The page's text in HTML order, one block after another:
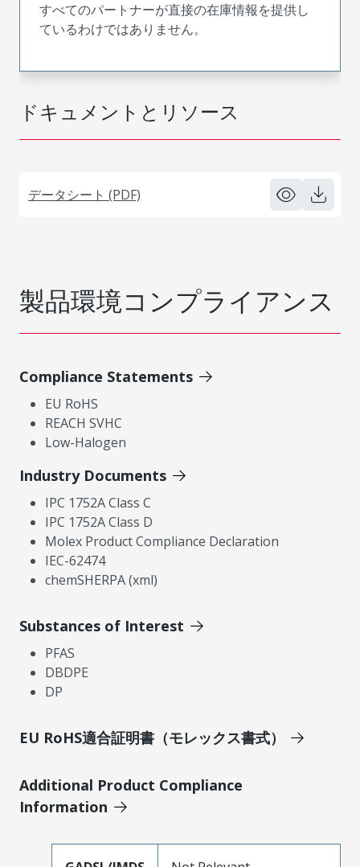
ドキュメントとリソース
データシート (PDF)
すべてのパートナーが直接の在庫情報を提供し
ているわけではありません。
製品環境コンプライアンス
Compliance Statements
EU RoHS
REACH SVHC
Low-Halogen
Industry Documents
IPC 1752A Class C
IPC 1752A Class D
Molex Product Compliance Declaration
IEC-62474
chemSHERPA (xml)
Substances of Interest
PFAS
DBDPE
DP
EU RoHS適合証明書（モレックス書式）
Additional Product Compliance
Information